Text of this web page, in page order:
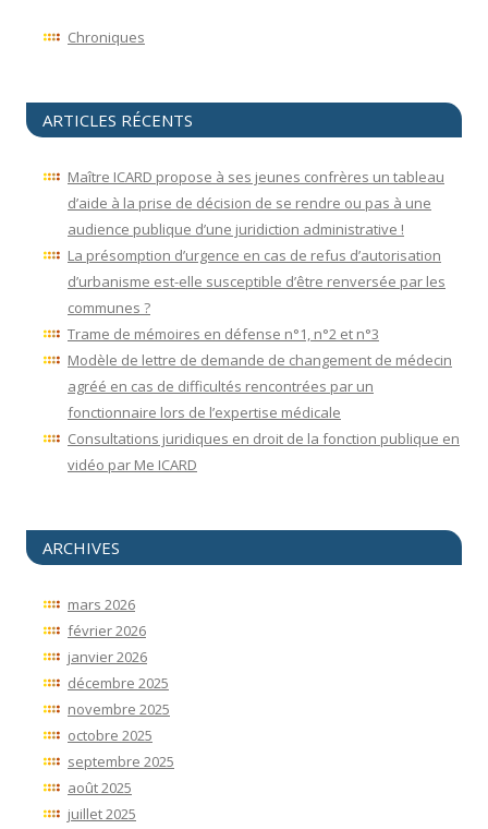
Chroniques
ARTICLES RÉCENTS
Maître ICARD propose à ses jeunes confrères un tableau
d’aide à la prise de décision de se rendre ou pas à une
audience publique d’une juridiction administrative !
La présomption d’urgence en cas de refus d’autorisation
d’urbanisme est-elle susceptible d’être renversée par les
communes ?
Trame de mémoires en défense n°1, n°2 et n°3
Modèle de lettre de demande de changement de médecin
agréé en cas de difficultés rencontrées par un
fonctionnaire lors de l’expertise médicale
Consultations juridiques en droit de la fonction publique en
vidéo par Me ICARD
ARCHIVES
mars 2026
février 2026
janvier 2026
décembre 2025
novembre 2025
octobre 2025
septembre 2025
août 2025
juillet 2025